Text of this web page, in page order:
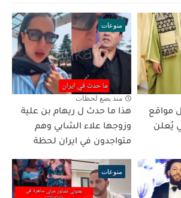
مواقع
يُعلن
منوعات
منذ بضع لحظات
هذا ما حدث ل ريهام بن علية
وزوجها علاء الشابي وهم
متواجدون في ايران لحظة
منوعات